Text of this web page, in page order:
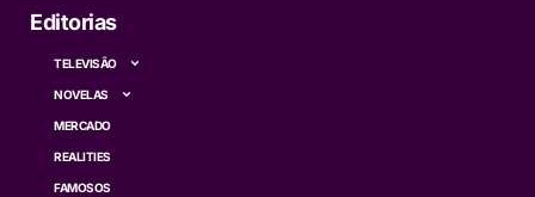
Editorias
TELEVISÃO
NOVELAS
MERCADO
REALITIES
FAMOSOS